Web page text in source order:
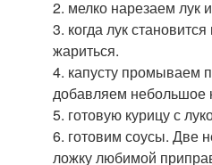
2. мелко нарезаем лук
3. когда лук
жариться.
4. капусту промываем
добавляем небольшое
5. готовую курицу с
6. готовим соусы. Две
ложку любимой